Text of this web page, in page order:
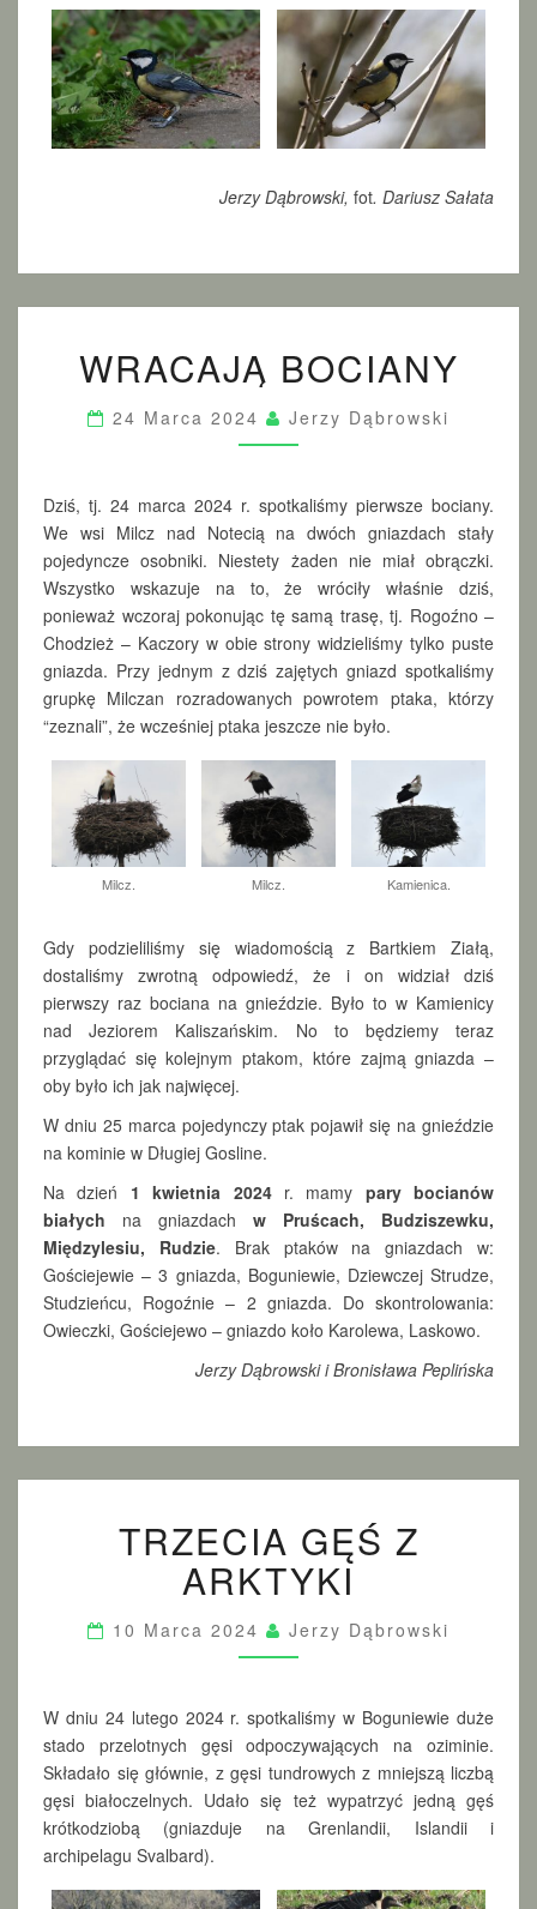
Jerzy Dąbrowski, fot. Dariusz Sałata
C
A
B
O
C
I
N
Y
WRACAJĄ BOCIANY
24 Marca 2024 Jerzy Dąbrowski
Dziś, tj. 24 marca 2024 r. spotkaliśmy pierwsze bociany.
We wsi Milcz nad Notecią na dwóch gniazdach stały
pojedyncze osobniki. Niestety żaden nie miał obrączki.
Wszystko wskazuje na to, że wróciły właśnie dziś,
ponieważ wczoraj pokonując tę samą trasę, tj. Rogoźno –
Chodzież – Kaczory w obie strony widzieliśmy tylko puste
gniazda. Przy jednym z dziś zajętych gniazd spotkaliśmy
grupkę Milczan rozradowanych powrotem ptaka, którzy
“zeznali”, że wcześniej ptaka jeszcze nie było.
Milcz. Milcz. Kamienica.
Gdy podzieliliśmy się wiadomością z Bartkiem Ziałą,
dostaliśmy zwrotną odpowiedź, że i on widział dziś
pierwszy raz bociana na gnieździe. Było to w Kamienicy
nad Jeziorem Kaliszańskim. No to będziemy teraz
przyglądać się kolejnym ptakom, które zajmą gniazda –
oby było ich jak najwięcej.
W dniu 25 marca pojedynczy ptak pojawił się na gnieździe
na kominie w Długiej Gosline.
Na dzień 1 kwietnia 2024r. mamy pary bocianów
białych na gniazdach w Pruścach, Budziszewku,
Międzylesiu, Rudzie. Brak ptaków na gniazdach w:
Gościejewie – 3 gniazda, Boguniewie, Dziewczej Strudze,
Studzieńcu, Rogoźnie – 2 gniazda. Do skontrolowania:
Owieczki, Gościejewo – gniazdo koło Karolewa, Laskowo.
Jerzy Dąbrowski i Bronisława Peplińska
R
Z
I
A
Ś
Z
A
R
K
K
TRZECIA GĘŚ Z
ARKTYKI
10 Marca 2024 Jerzy Dąbrowski
W dniu 24 lutego 2024 r. spotkaliśmy w Boguniewie duże
stado przelotnych gęsi odpoczywających na oziminie.
Składało się głównie, z gęsi tundrowych z mniejszą liczbą
gęsi białoczelnych. Udało się też wypatrzyć jedną gęś
krótkodziobą (gniazduje na Grenlandii, Islandii i
archipelagu Svalbard).